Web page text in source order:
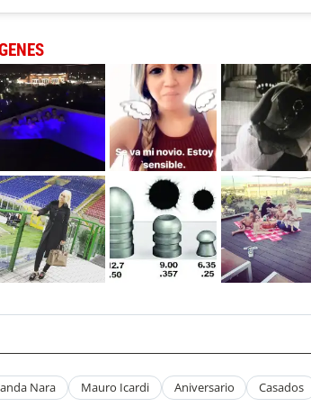
Nara Mauro Icardi Aniversario Casados